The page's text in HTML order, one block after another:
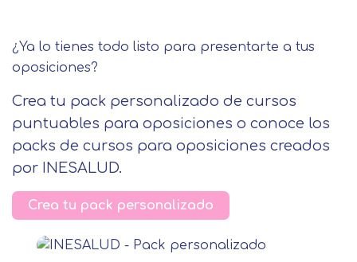
¿Ya lo tienes todo listo para presentarte a tus
oposiciones?
Crea tu pack personalizado de cursos
puntuables para oposiciones o conoce los
packs de cursos para oposiciones creados
por INESALUD.
Crea tu pack personalizado